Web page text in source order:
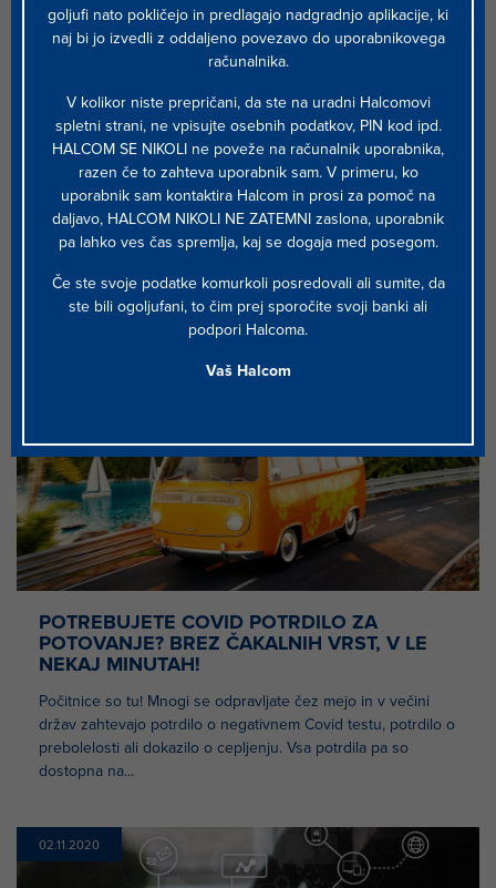
Halcom že 30 let ustvarja digitalno
prihodnost
Podjetje Halcom v teh dneh praznuje 30 let delovanja. Smo
za finančne ustanove v osrednji in jugovzhodni Evropi.
Našim strokovnjakom...
POTREBUJETE COVID POTRDILO ZA
POTOVANJE? BREZ ČAKALNIH VRST, V LE
NEKAJ MINUTAH!
Počitnice so tu! Mnogi se odpravljate čez mejo in v večini
držav zahtevajo potrdilo o negativnem Covid testu, potrdilo o
prebolelosti ali dokazilo o cepljenju. Vsa potrdila pa so
dostopna na...
02.11.2020
goljufi nato pokličejo in predlagajo nadgradnjo aplikacije, ki
naj bi jo izvedli z oddaljeno povezavo do uporabnikovega
računalnika.
V kolikor niste prepričani, da ste na uradni Halcomovi
spletni strani, ne vpisujte osebnih podatkov, PIN kod ipd.
HALCOM SE NIKOLI ne poveže na računalnik uporabnika,
razen če to zahteva uporabnik sam. V primeru, ko
uporabnik sam kontaktira Halcom in prosi za pomoč na
daljavo, HALCOM NIKOLI NE ZATEMNI zaslona, uporabnik
pa lahko ves čas spremlja, kaj se dogaja med posegom.
Če ste svoje podatke komurkoli posredovali ali sumite, da
ste bili ogoljufani, to čim prej sporočite svoji banki ali
podpori Halcoma.
Vaš Halcom